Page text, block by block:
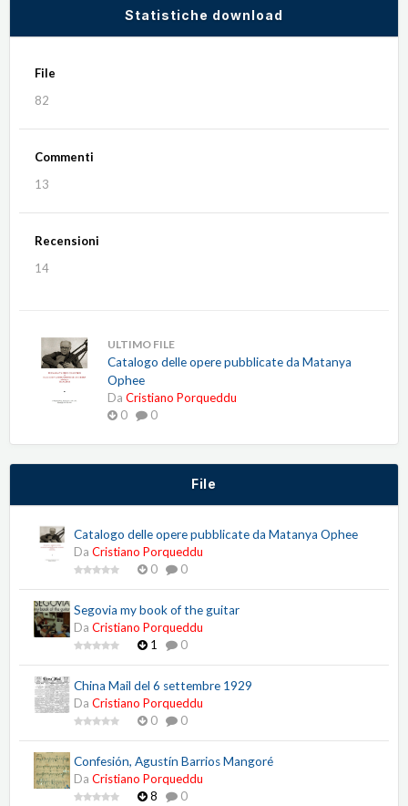
Statistiche download
File
82
Commenti
13
Recensioni
14
ULTIMO FILE
Catalogo delle opere pubblicate da Matanya
Ophee
Da Cristiano Porqueddu
0
0
File
Catalogo delle opere pubblicate da Matanya Ophee
Da Cristiano Porqueddu
0
0
Segovia my book of the guitar
Da Cristiano Porqueddu
1
0
China Mail del 6 settembre 1929
Da Cristiano Porqueddu
0
0
Confesión, Agustín Barrios Mangoré
Da Cristiano Porqueddu
8
0